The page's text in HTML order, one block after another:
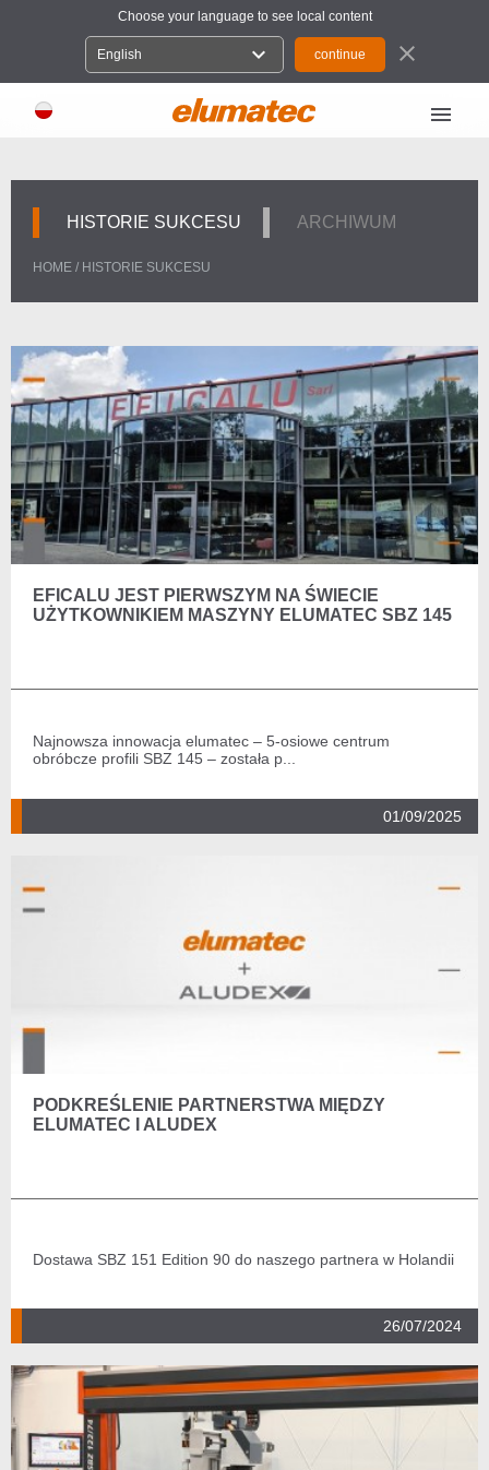
Choose your language to see local content
English expand_more close
menu
HISTORIE SUKCESU ARCHIWUM
HOME / HISTORIE SUKCESU
EFICALU JEST PIERWSZYM NA ŚWIECIE
UŻYTKOWNIKIEM MASZYNY ELUMATEC SBZ 145
Najnowsza innowacja elumatec – 5-osiowe centrum
obróbcze profili SBZ 145 – została p...
01/09/2025
PODKREŚLENIE PARTNERSTWA MIĘDZY
ELUMATEC I ALUDEX
Dostawa SBZ 151 Edition 90 do naszego partnera w Holandii
26/07/2024